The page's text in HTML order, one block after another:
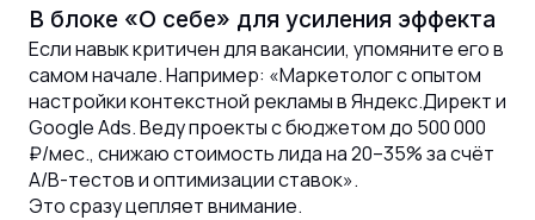
В блоке «О себе» для усиления эффекта
Если навык критичен для вакансии, упомяните его в
самом начале. Например: «Маркетолог с опытом
настройки контекстной рекламы в Яндекс.Директ и
Google Ads. Веду проекты с бюджетом до 500 000
₽/мес., снижаю стоимость лида на 20–35% за счёт
A/B-тестов и оптимизации ставок».
Это сразу цепляет внимание.